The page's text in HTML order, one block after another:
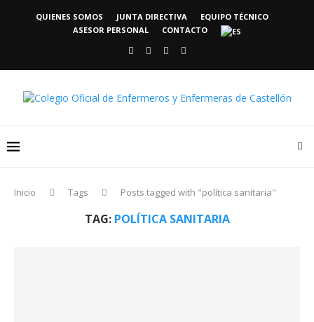
QUIENES SOMOS JUNTA DIRECTIVA
EQUIPO TÉCNICO
ASESOR PERSONAL
CONTACTO
Inicio Tags Posts tagged with "política sanitaria"
TAG: POLÍTICA SANITARIA